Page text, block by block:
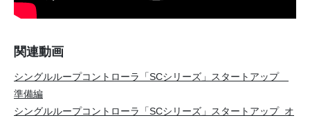
関連動画
シングルループコントローラ「SCシリーズ」スタートアップ
準備編
シングルループコントローラ「SCシリーズ」スタートアップ オ